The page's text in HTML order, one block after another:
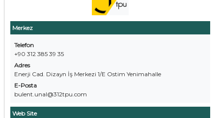
Merkez
Telefon
+90 312 385 39 35
Adres
Enerji Cad. Dizayn İş Merkezi 1/E Ostim Yenimahalle
E-Posta
bulent.unal@312tpu.com
Web Site